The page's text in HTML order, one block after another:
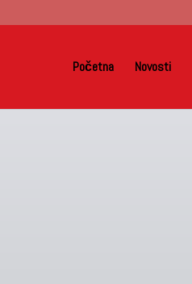
Početna Novosti